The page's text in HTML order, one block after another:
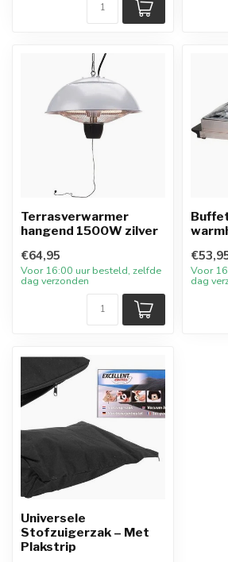
Terrasverwarmer
hangend 1500W zilver
€64,95
Voor 16:00 uur besteld, zelfde
dag verzonden
Voor
dag
Universele
Stofzuigerzak – Met
Plakstrip